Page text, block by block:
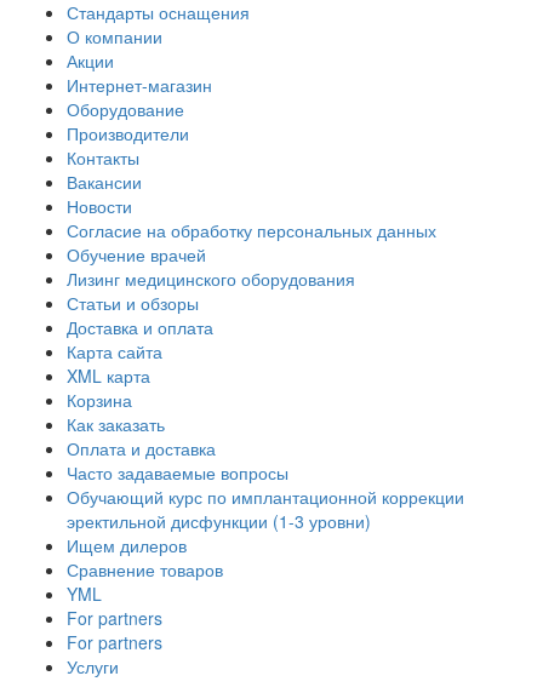
Стандарты оснащения
О компании
Акции
Интернет-магазин
Оборудование
Производители
Контакты
Вакансии
Новости
Согласие на обработку персональных данных
Обучение врачей
Лизинг медицинского оборудования
Статьи и обзоры
Доставка и оплата
Карта сайта
XML карта
Корзина
Как заказать
Оплата и доставка
Часто задаваемые вопросы
Обучающий курс по имплантационной коррекции
эректильной дисфункции (1-3 уровни)
Ищем дилеров
Сравнение товаров
YML
For partners
For partners
Услуги